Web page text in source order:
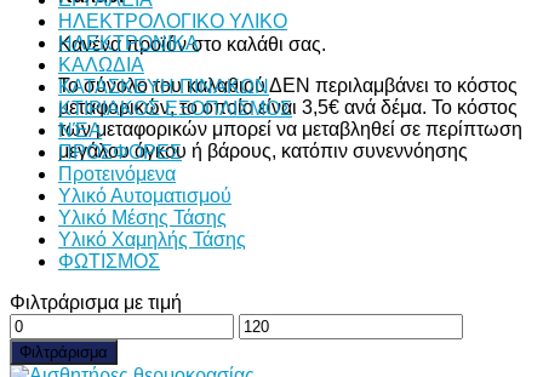
Κανένα προϊόν στο καλάθι σας.
Το σύνολο του καλαθιού ΔΕΝ περιλαμβάνει το κόστος
μεταφορικών, το οποίο είναι 3,5€ ανά δέμα. Το κόστος
των μεταφορικών μπορεί να μεταβληθεί σε περίπτωση
μεγάλου όγκου ή βάρους, κατόπιν συνεννόησης
ΗΛΕΚΤΡΟΛΟΓΙΚΟ ΥΛΙΚΟ
ΗΛΕΚΤΡΟΝΙΚΑ
ΚΑΛΩΔΙΑ
ΚΑΤΑΣΚΕΥΗ ΠΙΝΑΚΩΝ
ΚΤΙΡΙΑΚΟΣ ΕΞΟΠΛΙΣΜΟΣ
ΝΈΑ
ΠΡΟΣΦΟΡΕΣ
Προτεινόμενα
Υλικό Αυτοματισμού
Υλικό Μέσης Τάσης
Υλικό Χαμηλής Τάσης
ΦΩΤΙΣΜΟΣ
Φιλτράρισμα με τιμή
Ελάχιστη
τιμή
Μέγιστη
τιμή
Φιλτράρισμα